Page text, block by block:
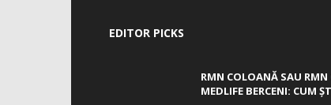
EDITOR PICKS
RMN COLOANĂ SAU RMN
MEDLIFE BERCENI: CUM